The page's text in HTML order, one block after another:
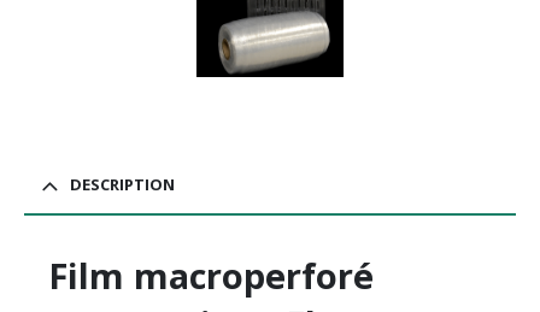
DESCRIPTION
Film macroperforé